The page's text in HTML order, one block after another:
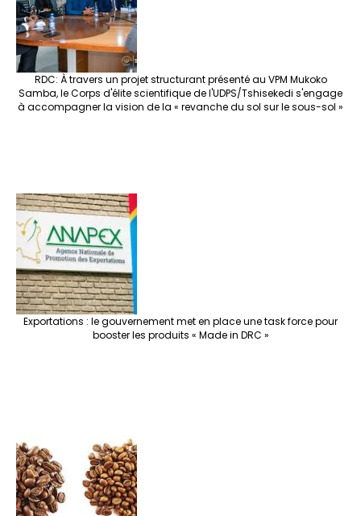
RDC: À travers un projet structurant présenté au VPM Mukoko
Samba, le Corps d'élite scientifique de l'UDPS/Tshisekedi s'engage
à accompagner la vision de la « revanche du sol sur le sous-sol »
Exportations : le gouvernement met en place une task force pour
booster les produits « Made in DRC »